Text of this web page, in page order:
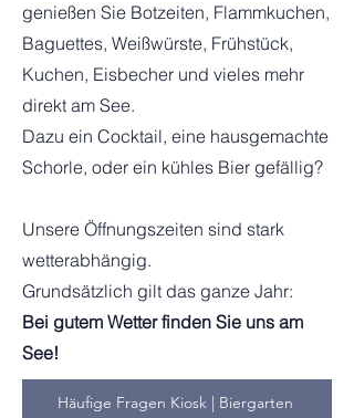
genießen Sie Botzeiten, Flammkuchen,
Baguettes, Weißwürste, Frühstück,
Kuchen, Eisbecher und vieles mehr
direkt am See.
Dazu ein Cocktail, eine hausgemachte
Schorle, oder ein kühles Bier gefällig?
Unsere Öffnungszeiten sind stark
wetterabhängig.
Grundsätzlich gilt das ganze Jahr:
Bei gutem Wetter finden Sie uns am
See!
Häufige Fragen Kiosk | Biergarten